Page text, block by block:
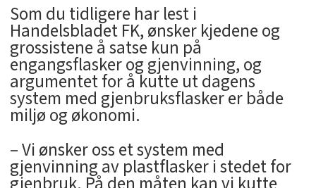
Som du tidligere har lest i
Handelsbladet FK, ønsker kjedene og
grossistene å satse kun på
engangsflasker og gjenvinning, og
argumentet for å kutte ut dagens
system med gjenbruksflasker er både
miljø og økonomi.
– Vi ønsker oss et system med
gjenvinning av plastflasker i stedet for